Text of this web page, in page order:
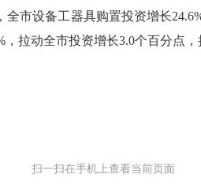
全市设备工器具购置投资增长
，拉动全市投资增长3.0个百分点，
扫一扫在手机上查看当前页面